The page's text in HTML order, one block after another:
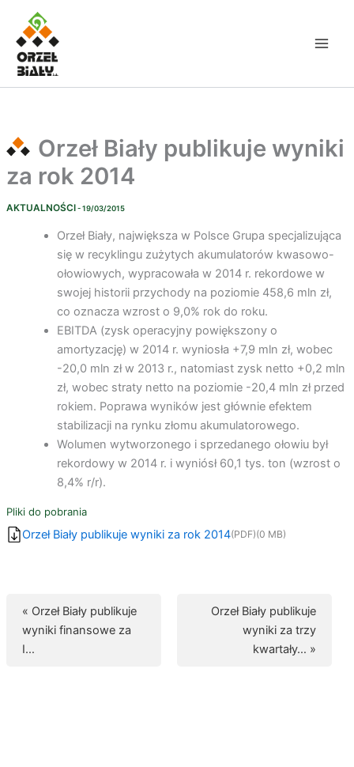
Przejdź
treści
Orzeł Biały publikuje wyniki
za rok 2014
AKTUALNOŚCI- 19/03/2015
Orzeł Biały, największa w Polsce Grupa specjalizująca
się w recyklingu zużytych akumulatorów kwasowo-
ołowiowych, wypracowała w 2014 r. rekordowe w
swojej historii przychody na poziomie 458,6 mln zł,
co oznacza wzrost o 9,0% rok do roku.
EBITDA (zysk operacyjny powiększony o
amortyzację) w 2014 r. wyniosła +7,9 mln zł, wobec
-20,0 mln zł w 2013 r., natomiast zysk netto +0,2 mln
zł, wobec straty netto na poziomie -20,4 mln zł przed
rokiem. Poprawa wyników jest głównie efektem
stabilizacji na rynku złomu akumulatorowego.
Wolumen wytworzonego i sprzedanego ołowiu był
rekordowy w 2014 r. i wyniósł 60,1 tys. ton (wzrost o
8,4% r/r).
Pliki do pobrania
Orzeł Biały publikuje wyniki za rok 2014(PDF)(0 MB)
« Orzeł Biały publikuje
wyniki finansowe za
I…
Orzeł Biały publikuje
wyniki za trzy
kwartały… »